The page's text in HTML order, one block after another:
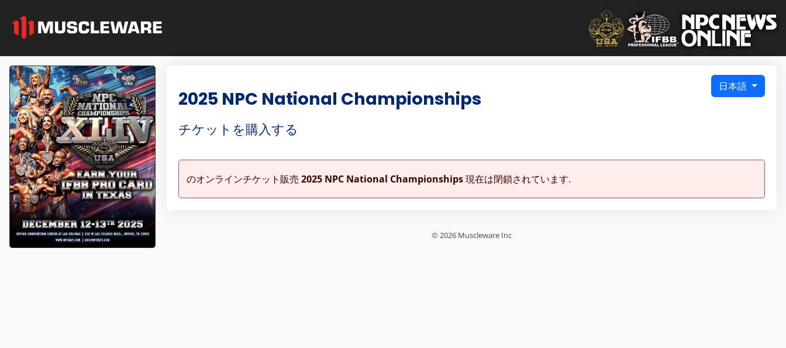
日本語
2025 NPC National Championships
チケットを購入する
のオンラインチケット販売 2025 NPC National Championships現在は閉鎖されています.
© 2026 Muscleware Inc